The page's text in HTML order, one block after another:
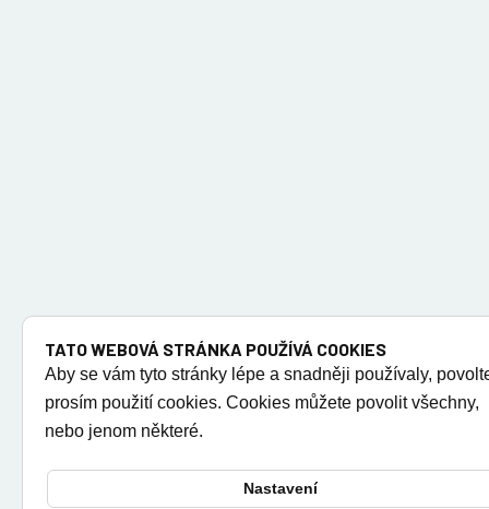
TATO WEBOVÁ STRÁNKA POUŽÍVÁ COOKIES
Aby se vám tyto stránky lépe a snadněji používaly,
prosím použití cookies. Cookies můžete povolit všechny,
nebo jenom některé.
Nastavení